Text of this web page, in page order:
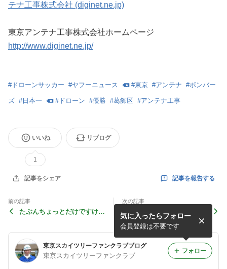
テナ工事株式会社 (diginet.ne.jp)
東京アンテナ工事株式会社ホームページ
http://www.diginet.ne.jp/
#ドローンサッカー #ヤフーニュース #東京 #アンテナ #ボンバー
ズ #日本一 #ドローン #優勝 #葛飾区 #アンテナ工事
いいね
1
リブログ
記事をシェア 記事を報告する
前の記事
たぶんちょっとだけですけ
告：ボンバーズ
次の記事
【ドローンサッカー日本一】
葛飾経済新聞に掲載されまし
た：東京アンテナボンバーズ
東京スカイツリーファンクラブブログ
東京スカイツリーファンクラブ
気に入ったらフォロー
会員登録は不要です
フォロー